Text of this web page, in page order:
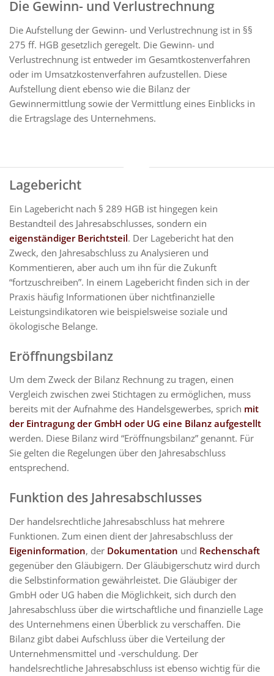
Die Gewinn- und Verlustrechnung
Die Aufstellung der Gewinn- und Verlustrechnung ist in §§
275 ff. HGB gesetzlich geregelt. Die Gewinn- und
Verlustrechnung ist entweder im Gesamtkostenverfahren
oder im Umsatzkostenverfahren aufzustellen. Diese
Aufstellung dient ebenso wie die Bilanz der
Gewinnermittlung sowie der Vermittlung eines Einblicks in
die Ertragslage des Unternehmens.
Lagebericht
Ein Lagebericht nach § 289 HGB ist hingegen kein
Bestandteil des Jahresabschlusses, sondern ein
eigenständiger Berichtsteil. Der Lagebericht hat den
Zweck, den Jahresabschluss zu Analysieren und
Kommentieren, aber auch um ihn für die Zukunft
“fortzuschreiben”. In einem Lagebericht finden sich in der
Praxis häufig Informationen über nichtfinanzielle
Leistungsindikatoren wie beispielsweise soziale und
ökologische Belange.
Eröffnungsbilanz
Um dem Zweck der Bilanz Rechnung zu tragen, einen
Vergleich zwischen zwei Stichtagen zu ermöglichen, muss
bereits mit der Aufnahme des Handelsgewerbes, sprich mit
der Eintragung der GmbH oder UG eine Bilanz aufgestellt
werden. Diese Bilanz wird “Eröffnungsbilanz” genannt. Für
Sie gelten die Regelungen über den Jahresabschluss
entsprechend.
Funktion des Jahresabschlusses
Der handelsrechtliche Jahresabschluss hat mehrere
Funktionen. Zum einen dient der Jahresabschluss der
Eigeninformation, der Dokumentation und Rechenschaft
gegenüber den Gläubigern. Der Gläubigerschutz wird durch
die Selbstinformation gewährleistet. Die Gläubiger der
GmbH oder UG haben die Möglichkeit, sich durch den
Jahresabschluss über die wirtschaftliche und finanzielle Lage
des Unternehmens einen Überblick zu verschaffen. Die
Bilanz gibt dabei Aufschluss über die Verteilung der
Unternehmensmittel und -verschuldung. Der
handelsrechtliche Jahresabschluss ist ebenso wichtig für die